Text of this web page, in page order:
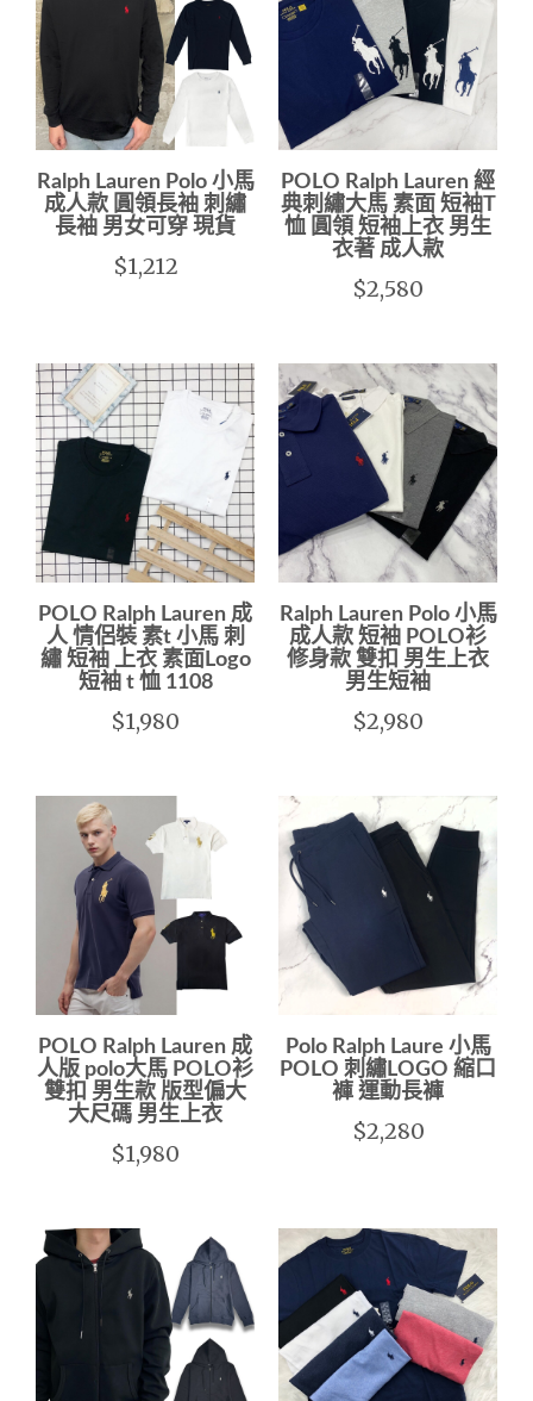
Ralph Lauren Polo 小馬
成人款 圓領長袖 刺繡
長袖 男女可穿 現貨
$1,212
POLO Ralph Lauren 經
典刺繡大馬 素面 短袖T
恤 圓領 短袖上衣 男生
衣著 成人款
$2,580
POLO Ralph Lauren 成
人 情侶裝 素t 小馬 刺
繡 短袖 上衣 素面Logo
短袖 t 恤 1108
$1,980
Ralph Lauren Polo 小馬
成人款 短袖 POLO衫
修身款 雙扣 男生上衣
男生短袖
$2,980
POLO Ralph Lauren 成
人版 polo大馬 POLO衫
雙扣 男生款 版型偏大
大尺碼 男生上衣
$1,980
Polo Ralph Laure 小馬
POLO 刺繡LOGO 縮口
褲 運動長褲
$2,280